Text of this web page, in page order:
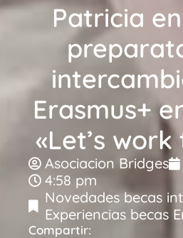
Patricia
Erasmus+
«Let’s
Asociacion Bridges
4:58 pm
Novedades becas
Experiencias becas
Compartir: